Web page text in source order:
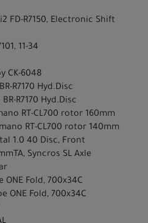
FD-R7150, Electronic Shift
11-34
CK-6048
R7170 Hyd.Disc
R7170 Hyd.Disc
RT-CL700 rotor 160mm
RT-CL700 rotor 140mm
1.0 40 Disc, Front
Syncros SL Axle
Fold, 700x34C
ONE Fold, 700x34C